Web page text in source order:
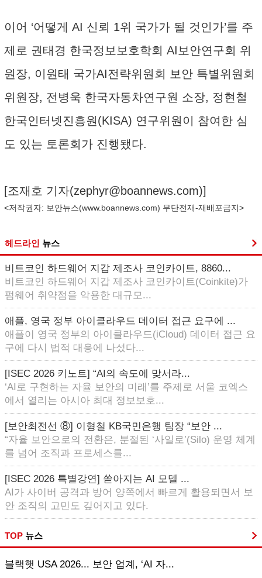
이어 ‘어떻게 AI 신뢰 1위 국가가 될 것인가’를 주
제로 권태경 한국정보보호학회 AI보안연구회 위
원장, 이원태 국가AI전략위원회 보안 특별위원회
위원장, 전병욱 한국자동차연구원 소장, 정현철
한국인터넷진흥원(KISA) 연구위원이 참여한 심
도 있는 토론회가 진행됐다.
[조재호 기자(zephyr@boannews.com)]
<저작권자: 보안뉴스(www.boannews.com) 무단전재-재배포금지>
헤드라인 뉴스
비트코인 하드웨어 지갑 제조사 코인카이트, 8860...
비트코인 하드웨어 지갑 제조사 코인카이트(Coinkite)가
펌웨어 취약점을 악용한 대규모...
애플, 영국 정부 아이클라우드 데이터 접근 요구에 ...
애플이 영국 정부의 아이클라우드(iCloud) 데이터 접근 요
구에 다시 법적 대응에 나섰다...
[ISEC 2026 키노트] “AI의 속도에 맞서라...
‘AI로 구현하는 자율 보안의 미래’를 주제로 서울 코엑스
에서 열리는 아시아 최대 정보보호...
[보안최전선 ⑧] 이형철 KB국민은행 팀장 “보안 ...
“자율 보안으로의 전환은, 분절된 ‘사일로’(Silo) 운영 체계
를 넘어 조직과 프로세스를...
[ISEC 2026 특별강연] 쏟아지는 AI 모델 ...
AI가 사이버 공격과 방어 양쪽에서 빠르게 활용되면서 보
안 조직의 고민도 깊어지고 있다.
TOP 뉴스
블랙햇 USA 2026... 보안 업계, ‘AI 자...